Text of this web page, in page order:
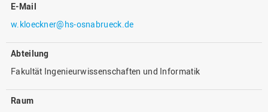
E-Mail
w.kloeckner@hs-osnabrueck.de
Abteilung
Fakultät Ingenieurwissenschaften und Informatik
Raum